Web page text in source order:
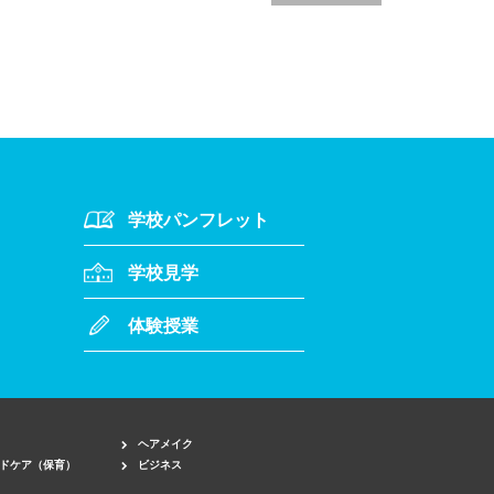
学校パンフレット
学校見学
体験授業
ヘアメイク
ケア（保育）
ビジネス